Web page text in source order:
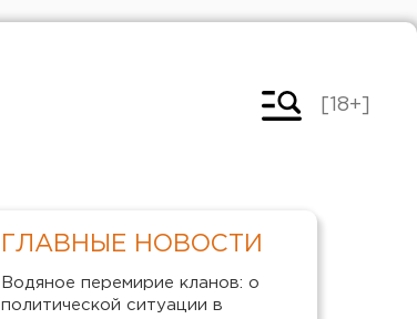
[18+]
ГЛАВНЫЕ НОВОСТИ
Водяное перемирие кланов: о
политической ситуации в